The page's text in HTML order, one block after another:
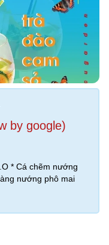
by google)
* Cá chẽm nướng
nướng phô mai